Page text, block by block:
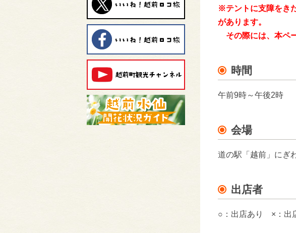
※テントに支障をき
があります。
その際には、本ペ
時間
午前9時～午後2時
会場
道の駅「越前」にぎ
出店者
○：出店あり ×：出